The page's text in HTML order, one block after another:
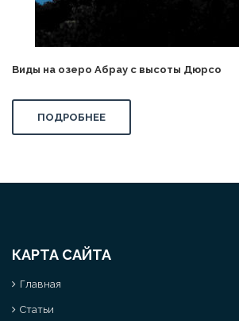
Виды на озеро Абрау с высоты Дюрсо
ПОДРОБНЕЕ
КАРТА САЙТА
Главная
Статьи